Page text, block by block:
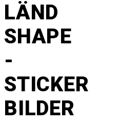
LÄND
SHAPE
-
STICKER
BILDER